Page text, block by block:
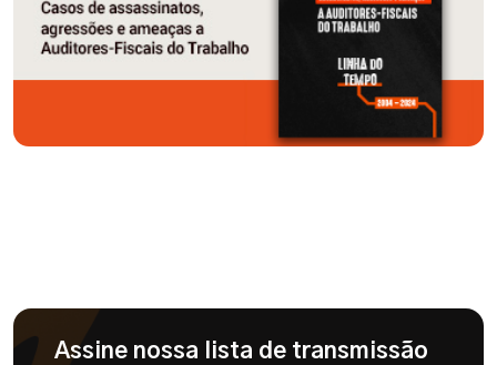
Assine nossa lista de transmissão